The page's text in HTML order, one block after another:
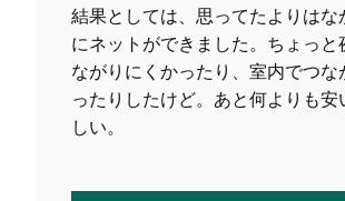
結果としては、思ってたよりはな
にネットができました。ちょっと
ながりにくかったり、室内でつな
ったりしたけど。あと何よりも安
しい。